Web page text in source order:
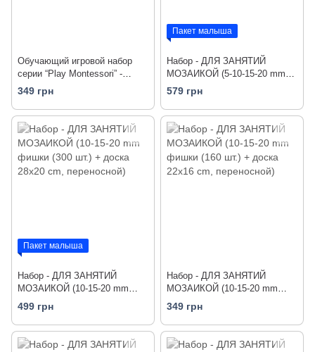
Обучающий игровой набор
серии “Play Montessori” -
ПЕРВЫЕ ЧАСЫ (стрелки, 24
фишки, карточки)
349 грн
Пакет малыша
Набор - ДЛЯ ЗАНЯТИЙ
МОЗАИКОЙ (5-10-15-20 mm
фишки (300 шт.) + 2 доски)
579 грн
Пакет малыша
Набор - ДЛЯ ЗАНЯТИЙ
МОЗАИКОЙ (10-15-20 mm
фишки (300 шт.) + доска
28х20 cm, переносной)
499 грн
Набор - ДЛЯ ЗАНЯТИЙ
МОЗАИКОЙ (10-15-20 mm
фишки (160 шт.) + доска
22х16 cm, переносной)
349 грн